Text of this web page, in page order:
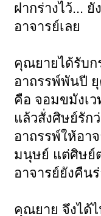
ฝากร่างไว้... ยั
อาจารย์เลย
คุณยายได้รับก
อาถรรพ์พันปี
คือ จอมขมังเ
แล้วสั่งศิษย์รัก
อาถรรพ์ให้อา
มนุษย์ แต่ศิษย์
อาจารย์ยังคืน
คุณยาย จึงได้